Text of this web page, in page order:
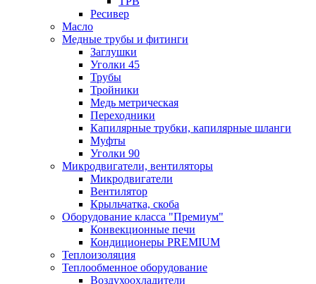
Ресивер
Масло
Медные трубы и фитинги
Заглушки
Уголки 45
Трубы
Тройники
Медь метрическая
Переходники
Капилярные трубки, капилярные шланги
Муфты
Уголки 90
Микродвигатели, вентиляторы
Микродвигатели
Вентилятор
Крыльчатка, скоба
Оборудование класса "Премиум"
Конвекционные печи
Кондиционеры PREMIUM
Теплоизоляция
Теплообменное оборудование
Воздухоохладители